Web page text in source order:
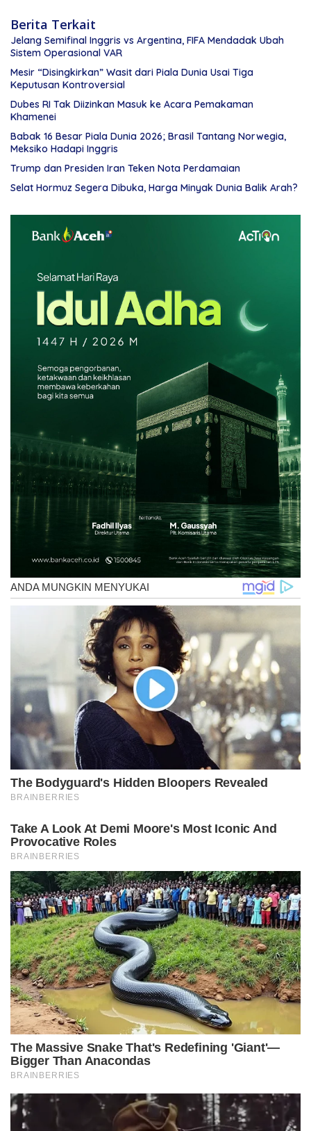
Berita Terkait
Jelang Semifinal Inggris vs Argentina, FIFA Mendadak Ubah
Sistem Operasional VAR
Mesir “Disingkirkan” Wasit dari Piala Dunia Usai Tiga
Keputusan Kontroversial
Dubes RI Tak Diizinkan Masuk ke Acara Pemakaman
Khamenei
Babak 16 Besar Piala Dunia 2026; Brasil Tantang Norwegia,
Meksiko Hadapi Inggris
Trump dan Presiden Iran Teken Nota Perdamaian
Selat Hormuz Segera Dibuka, Harga Minyak Dunia Balik Arah?